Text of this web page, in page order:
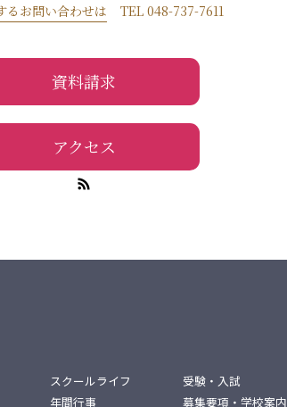
るお問い合わせは TEL 048-737-7611
資料請求
アクセス
スクールライフ
年間行事
受験・入試
募集要項・学校案内